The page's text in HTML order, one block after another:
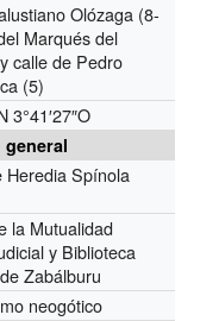
Olózaga (8-
Marqués del
y calle de Pedro
(5)
3°41′27″O
Heredia Spínola
la Mutualidad
y Biblioteca
Zabálburu
neogótico